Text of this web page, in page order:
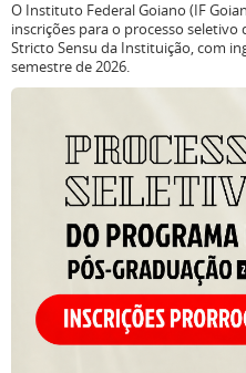
O Instituto Federal Goiano (IF
inscrições para o processo seletivo
Stricto Sensu da Instituição, com
semestre de 2026.